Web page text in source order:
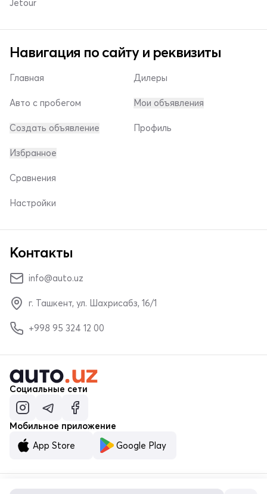
Jetour
Навигация по сайту и реквизиты
Главная
Авто с пробегом
Создать объявление
Дилеры
Мои объявления
Профиль
Избранное
Сравнения
Настройки
Контакты
info@auto.uz
г. Ташкент, ул. Шахрисабз, 16/1
+998 95 324 12 00
Социальные сети
Мобильное приложение
App Store
Google Play